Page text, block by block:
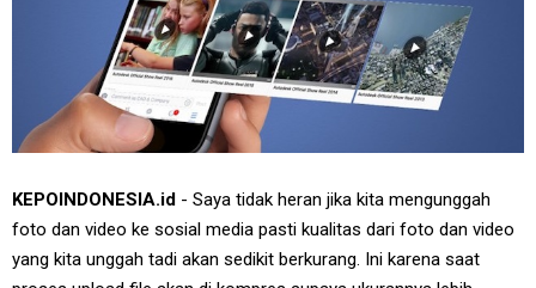
KEPOINDONESIA.id - Saya tidak heran jika kita mengunggah
foto dan video ke sosial media pasti kualitas dari foto dan video
yang kita unggah tadi akan sedikit berkurang. Ini karena saat